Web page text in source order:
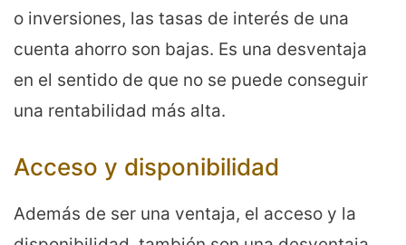
o inversiones, las tasas de interés de una
cuenta ahorro son bajas. Es una desventaja
en el sentido de que no se puede conseguir
una rentabilidad más alta.
Acceso y disponibilidad
Además de ser una ventaja, el acceso y la